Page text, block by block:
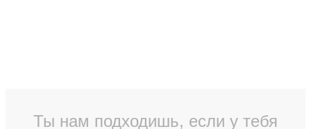
Ты нам подходишь, если у тебя